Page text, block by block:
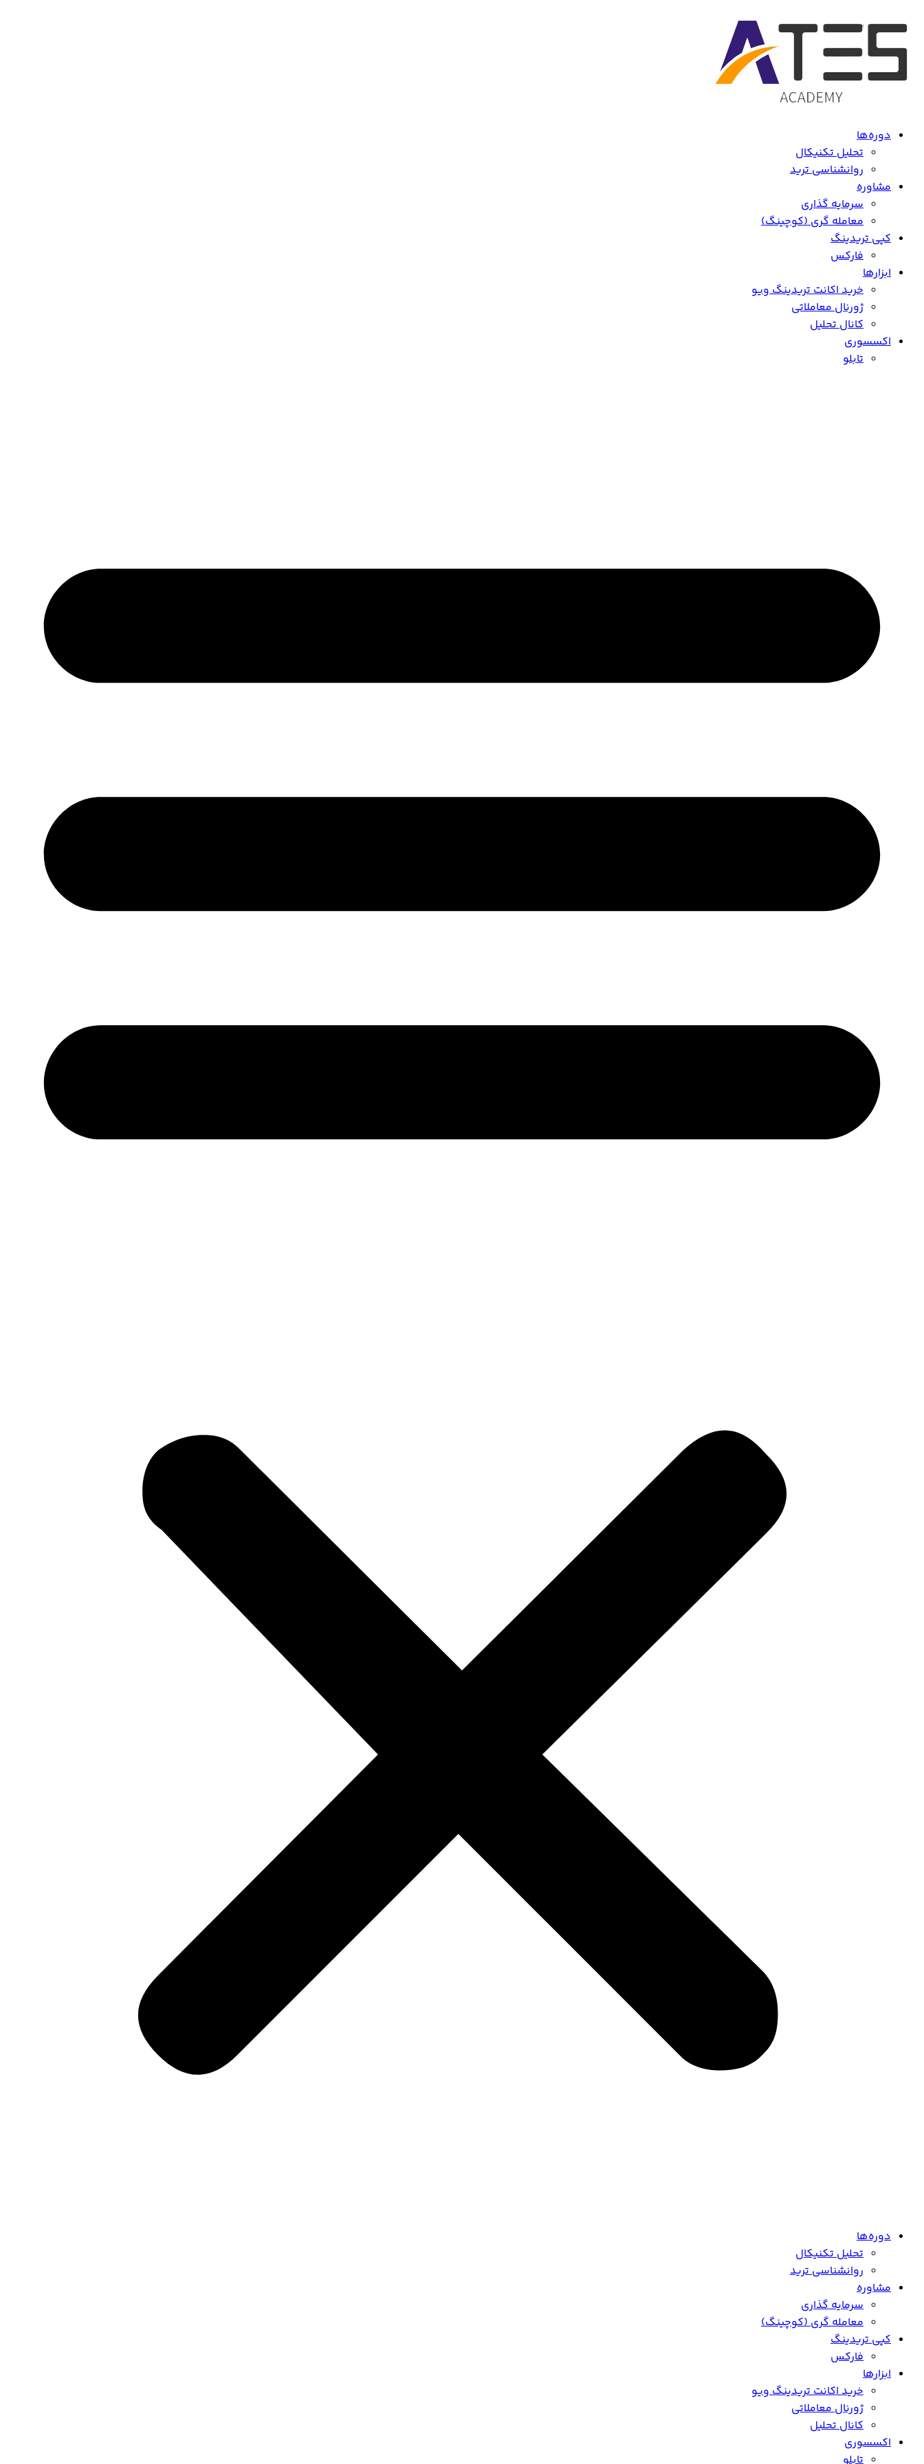
دوره‌ها
تحلیل تکنیکال
روانشناسی ترید
مشاوره
سرمایه گذاری
معامله گری (کوچینگ)
کپی تریدینگ
فارکس
ابزارها
خرید اکانت تریدینگ ویو
ژورنال معاملاتی
کانال تحلیل
اکسسوری
تابلو
دوره‌ها
تحلیل تکنیکال
روانشناسی ترید
مشاوره
سرمایه گذاری
معامله گری (کوچینگ)
کپی تریدینگ
فارکس
ابزارها
خرید اکانت تریدینگ ویو
ژورنال معاملاتی
کانال تحلیل
اکسسوری
تابلو